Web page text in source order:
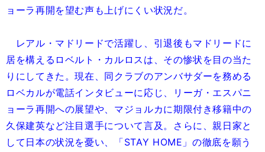
ョーラ再開を望む声も上げにくい状況だ。
レアル・マドリードで活躍し、引退後もマドリードに
居を構えるロベルト・カルロスは、その惨状を目の当た
りにしてきた。現在、同クラブのアンバサダーを務める
ロベカルが電話インタビューに応じ、リーガ・エスパニ
ョーラ再開への展望や、マジョルカに期限付き移籍中の
久保建英など注目選手について言及。さらに、親日家と
して日本の状況を憂い、「STAY HOME」の徹底を願う